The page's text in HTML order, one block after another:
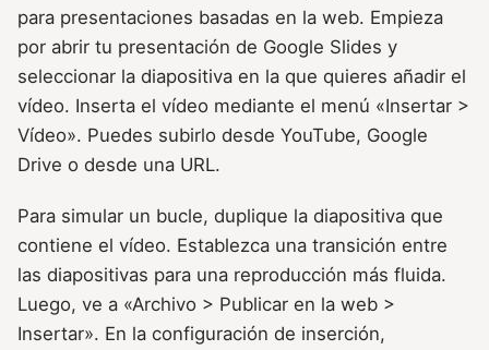
para presentaciones basadas en la web. Empieza
por abrir tu presentación de Google Slides y
seleccionar la diapositiva en la que quieres añadir el
vídeo. Inserta el vídeo mediante el menú «Insertar >
Vídeo». Puedes subirlo desde YouTube, Google
Drive o desde una URL.
Para simular un bucle, duplique la diapositiva que
contiene el vídeo. Establezca una transición entre
las diapositivas para una reproducción más fluida.
Luego, ve a «Archivo > Publicar en la web >
Insertar». En la configuración de inserción,